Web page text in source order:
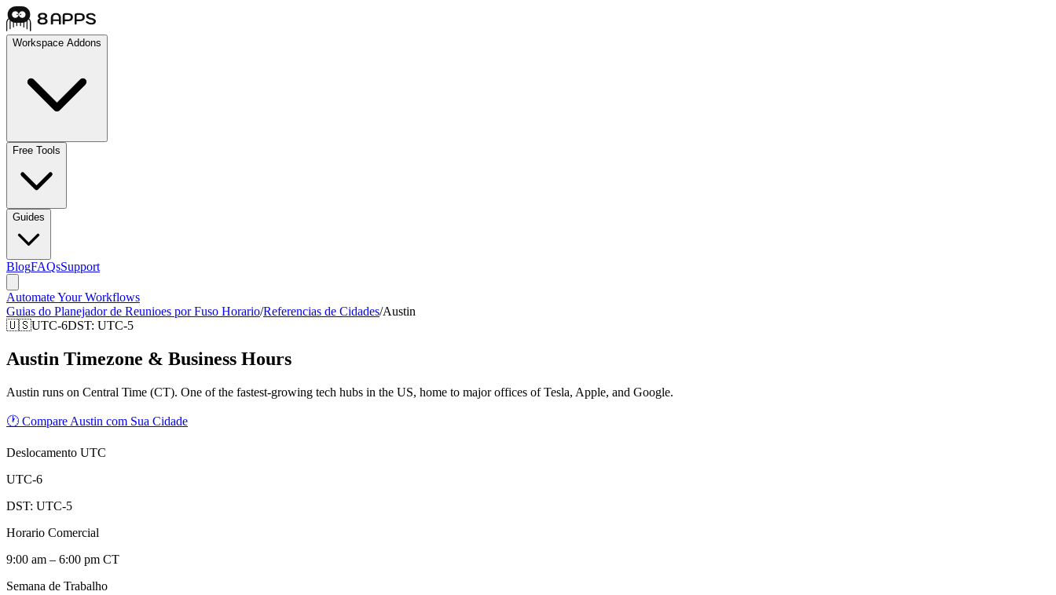
Workspace Addons
Free Tools
Guides
BlogFAQsSupport
Automate Your Workflows
Guias do Planejador de Reunioes por Fuso Horario/Referencias de Cidades/Austin
🇺🇸UTC-6DST: UTC-5
Austin Timezone & Business Hours
Austin runs on Central Time (CT). One of the fastest-growing tech hubs in the US, home to major offices of Tesla, Apple, and Google.
🕐 Compare Austin com Sua Cidade
Deslocamento UTC
UTC-6
DST: UTC-5
Horario Comercial
9:00 am – 6:00 pm CT
Semana de Trabalho